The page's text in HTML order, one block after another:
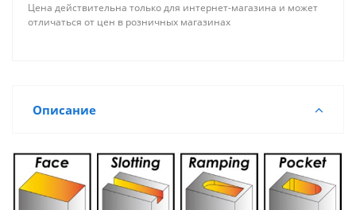
Цена действительна только для интернет-магазина и может
отличаться от цен в розничных магазинах
Описание